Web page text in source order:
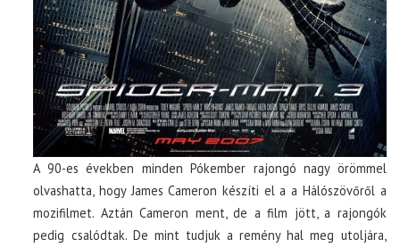
A 90-es években minden Pókember rajongó nagy örömmel
olvashatta, hogy James Cameron készíti el a a Hálószövőről a
mozifilmet. Aztán Cameron ment, de a film jött, a rajongók
pedig csalódtak. De mint tudjuk a remény hal meg utoljára,